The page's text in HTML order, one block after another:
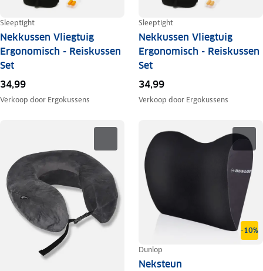
Sleeptight
Nekkussen Vliegtuig
Ergonomisch - Reiskussen
Set
34,99
Verkoop door Ergokussens
Sleeptight
Nekkussen Vliegtuig
Ergonomisch - Reiskussen
Set
34,99
Verkoop door Ergokussens
-10%
Dunlop
Neksteun